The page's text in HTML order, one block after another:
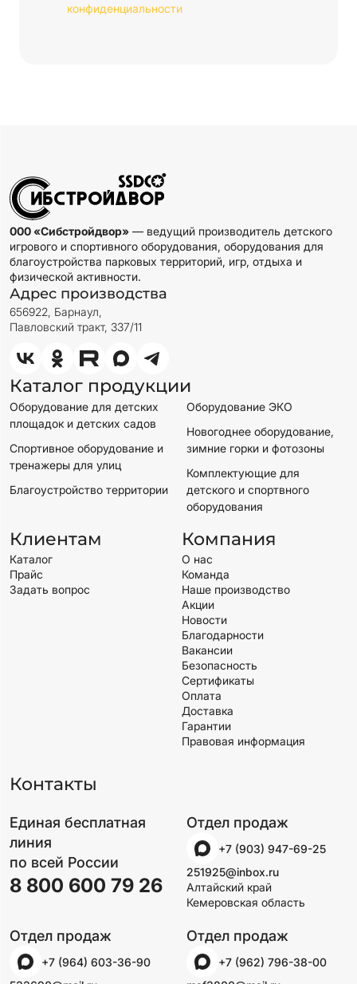
конфиденциальности
000 «Сибстройдвор» — ведущий производитель детского
игрового и спортивного оборудования, оборудования для
благоустройства парковых территорий, игр, отдыха и
физической активности.
Адрес производства
656922, Барнаул,
Павловский тракт, 337/11
Каталог продукции
Оборудование для детских
площадок и детских садов
Спортивное оборудование и
тренажеры для улиц
Благоустройство территории
Оборудование ЭКО
Новогоднее оборудование,
зимние горки и фотозоны
Комплектующие для
детского и спортвного
оборудования
Клиентам
Каталог
Прайс
Задать вопрос
Компания
О нас
Команда
Наше производство
Акции
Новости
Благодарности
Вакансии
Безопасность
Сертификаты
Оплата
Доставка
Гарантии
Правовая информация
Контакты
Единая бесплатная
линия
по всей России
8 800 600 79 26
Отдел продаж
+7 (903) 947-69-25
251925@inbox.ru
Алтайский край
Кемеровская область
Отдел продаж
+7 (964) 603-36-90
Отдел продаж
+7 (962) 796-38-00